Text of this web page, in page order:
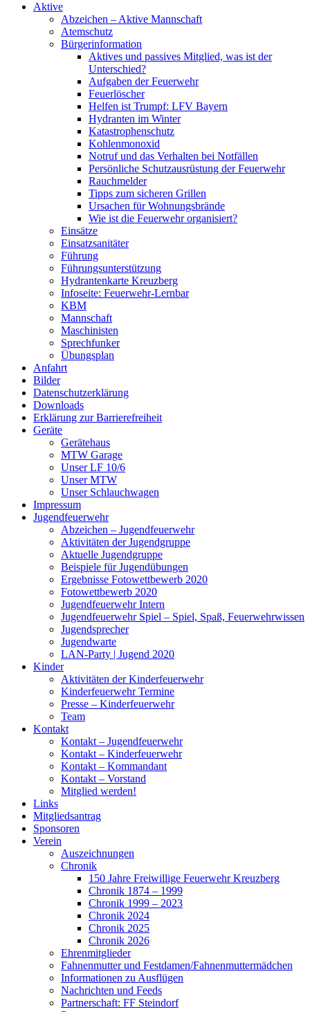
Aktive
Abzeichen – Aktive Mannschaft
Atemschutz
Bürgerinformation
Aktives und passives Mitglied, was ist der
Unterschied?
Aufgaben der Feuerwehr
Feuerlöscher
Helfen ist Trumpf: LFV Bayern
Hydranten im Winter
Katastrophenschutz
Kohlenmonoxid
Notruf und das Verhalten bei Notfällen
Persönliche Schutzausrüstung der Feuerwehr
Rauchmelder
Tipps zum sicheren Grillen
Ursachen für Wohnungsbrände
Wie ist die Feuerwehr organisiert?
Einsätze
Einsatzsanitäter
Führung
Führungsunterstützung
Hydrantenkarte Kreuzberg
Infoseite: Feuerwehr-Lernbar
KBM
Mannschaft
Maschinisten
Sprechfunker
Übungsplan
Anfahrt
Bilder
Datenschutzerklärung
Downloads
Erklärung zur Barriere­frei­heit
Geräte
Gerätehaus
MTW Garage
Unser LF 10/6
Unser MTW
Unser Schlauchwagen
Impressum
Jugendfeuerwehr
Abzeichen – Jugendfeuerwehr
Aktivitäten der Jugendgruppe
Aktuelle Jugendgruppe
Beispiele für Jugendübungen
Ergebnisse Fotowettbewerb 2020
Fotowettbewerb 2020
Jugendfeuerwehr Intern
Jugendfeuerwehr Spiel – Spiel, Spaß, Feuerwehrwissen
Jugendsprecher
Jugendwarte
LAN-Party | Jugend 2020
Kinder
Aktivitäten der Kinderfeuerwehr
Kinderfeuerwehr Termine
Presse – Kinderfeuerwehr
Team
Kontakt
Kontakt – Jugendfeuerwehr
Kontakt – Kinderfeuerwehr
Kontakt – Kommandant
Kontakt – Vorstand
Mitglied werden!
Links
Mitgliedsantrag
Sponsoren
Verein
Auszeichnungen
Chronik
150 Jahre Freiwillige Feuerwehr Kreuzberg
Chronik 1874 – 1999
Chronik 1999 – 2023
Chronik 2024
Chronik 2025
Chronik 2026
Ehrenmitglieder
Fahnenmutter und Festdamen/Fahnenmuttermädchen
Informationen zu Ausflügen
Nachrichten und Feeds
Partnerschaft: FF Steindorf